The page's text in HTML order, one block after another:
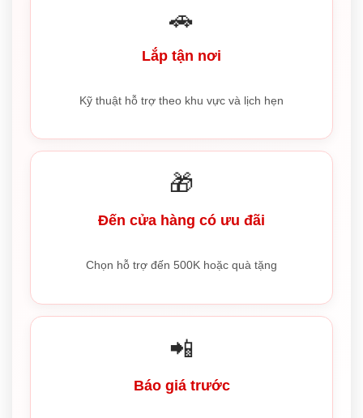
🚗
Lắp tận nơi
Kỹ thuật hỗ trợ theo khu vực và lịch hẹn
🎁
Đến cửa hàng có ưu đãi
Chọn hỗ trợ đến 500K hoặc quà tặng
📲
Báo giá trước